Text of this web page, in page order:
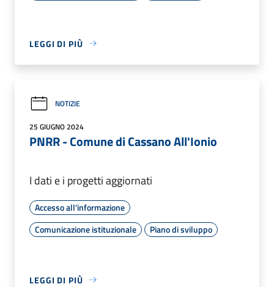
LEGGI DI PIÙ
NOTIZIE
25 GIUGNO 2024
PNRR - Comune di Cassano All'Ionio
I dati e i progetti aggiornati
Accesso all'informazione
Comunicazione istituzionale
Piano di sviluppo
LEGGI DI PIÙ